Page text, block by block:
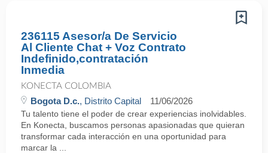
236115 Asesor/a De Servicio
Al Cliente Chat + Voz Contrato
Indefinido,contratación
Inmedia
KONECTA COLOMBIA
Bogota D.c., Distrito Capital 11/06/2026
Tu talento tiene el poder de crear experiencias inolvidables.
En Konecta, buscamos personas apasionadas que quieran
transformar cada interacción en una oportunidad para
marcar la ...